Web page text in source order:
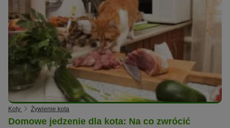
Koty Żywienie kota
Domowe jedzenie dla kota: Na co zwrócić